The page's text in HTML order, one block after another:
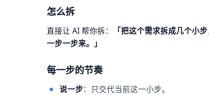
怎么拆
直接让 AI 帮你拆：
「把这个需求拆成几个小
一步一步来。」
每一步的节奏
说一步：只交代当前这一小步。